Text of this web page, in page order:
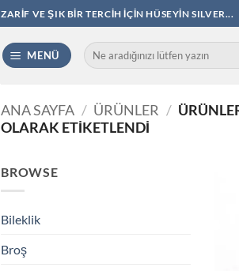
ZARIF VE ŞIK BIR TERCIH İÇIN HÜSEYIN SILVER...
MENÜ
Ara:
ANA SAYFA / ÜRÜNLER /
OLARAK ETIKETLENDI
BROWSE
Bileklik
Broş